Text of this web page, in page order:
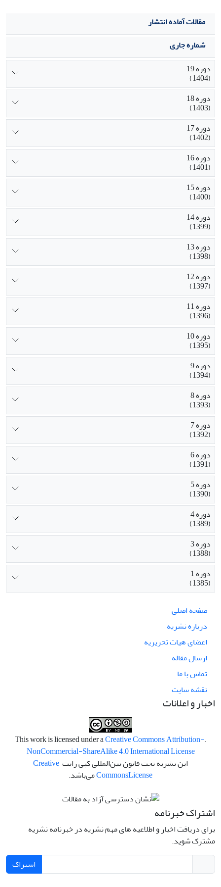
مقالات آماده انتشار
شماره جاری
دوره 19
(1404)
دوره 18
(1403)
دوره 17
(1402)
دوره 16
(1401)
دوره 15
(1400)
دوره 14
(1399)
دوره 13
(1398)
دوره 12
(1397)
دوره 11
(1396)
دوره 10
(1395)
دوره 9
(1394)
دوره 8
(1393)
دوره 7
(1392)
دوره 6
(1391)
دوره 5
(1390)
دوره 4
(1389)
دوره 3
(1388)
دوره 1
(1385)
صفحه اصلی
درباره نشریه
اعضای هیات تحریریه
ارسال مقاله
تماس با ما
نقشه سایت
اخبار و اعلانات
.This work is licensed under a
Creative Commons Attribution-
NonCommercial-ShareAlike 4.0 International License
این نشریه تحت قانون بین‌المللی کپی رایت Creative
CommonsLicense می‌باشد.
اشتراک خبرنامه
برای دریافت اخبار و اطلاعیه های مهم نشریه در خبرنامه نشریه
مشترک شوید.
اشتراک